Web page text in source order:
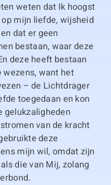
weten dat Ik hoogst
mijn liefde, wijsheid
dat er geen
bestaan, waar deze
deze heeft bestaan
wezens, want het
– de Lichtdrager
toegedaan en kon
gelukzaligheden
van de kracht
deze
mijn wil, omdat zijn
die van Mij, zolang